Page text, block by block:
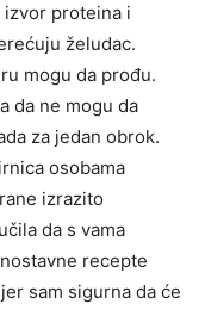
izvor proteina i
želudac.
mogu da prođu.
da ne mogu da
za jedan obrok.
osobama
izrazito
da s vama
recepte
sam sigurna da će